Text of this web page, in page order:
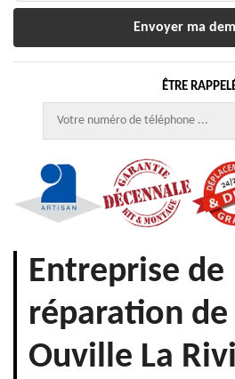
ÊTRE
Entreprise de
réparation
Ouville La